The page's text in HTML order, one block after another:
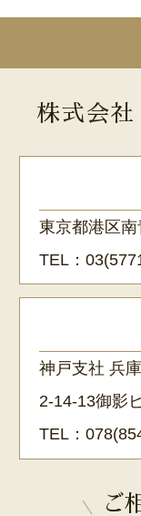
株式会
東京都港区
TEL：
神戸支社 兵
2-14-13御影
TEL：
ご